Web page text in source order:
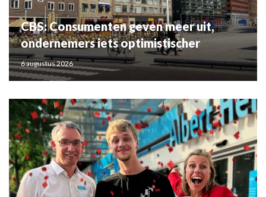
CBS: Consumenten geven meer uit,
ondernemers iets optimistischer
6 augustus 2026